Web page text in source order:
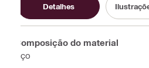
Detalhes
Composição do material
Aço